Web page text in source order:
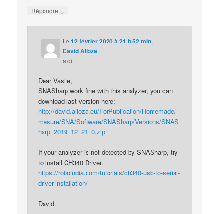
Répondre ↓
Le12 février 2020 à 21 h 52 min,
David Alloza
a dit :
Dear Vasile,
SNASharp work fine with this analyzer, you can
download last version here:
http://david.alloza.eu/ForPublication/Homemade/
mesure/SNA/Software/SNASharp/Versions/SNAS
harp_2019_12_21_0.zip
If your analyzer is not detected by SNASharp, try
to install CH340 Driver.
https://roboindia.com/tutorials/ch340-usb-to-serial-
driver-installation/
David.